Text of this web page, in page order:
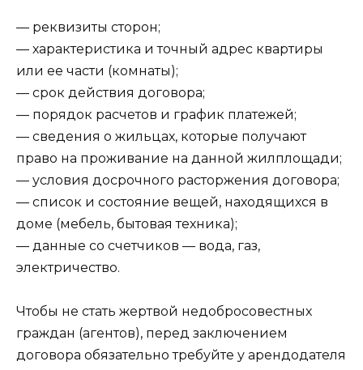
— реквизиты сторон;
— характеристика и точный адрес квартиры
или ее части (комнаты);
— срок действия договора;
— порядок расчетов и график платежей;
— сведения о жильцах, которые получают
право на проживание на данной жилплощади;
— условия досрочного расторжения договора;
— список и состояние вещей, находящихся в
доме (мебель, бытовая техника);
— данные со счетчиков — вода, газ,
электричество.
Чтобы не стать жертвой недобросовестных
граждан (агентов), перед заключением
договора обязательно требуйте у арендодателя